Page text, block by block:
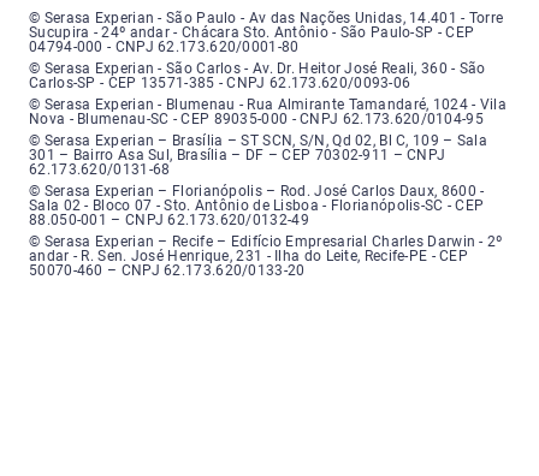
Serasa Experian - São Paulo - Endereço: Avenida das Nações Unidas,
© Serasa Experian - São Paulo - Av das Nações Unidas, 14.401 - Torre
Sucupira - 24º andar - Chácara Sto. Antônio - São Paulo-SP - CEP
04794-000 - CNPJ 62.173.620/0001-80
Serasa Experian - São Carlos - Endereço: Avenida Doutor Heitor José
© Serasa Experian - São Carlos - Av. Dr. Heitor José Reali, 360 - São
Carlos-SP - CEP 13571-385 - CNPJ 62.173.620/0093-06
Serasa Experian - Blumenau - Endereço: Rua Almirante Tamandaré,
© Serasa Experian - Blumenau - Rua Almirante Tamandaré, 1024 - Vila
Nova - Blumenau-SC - CEP 89035-000 - CNPJ 62.173.620/0104-95
Serasa Experian - Brasília, Endereço: Setor Comercial Norte, sem
© Serasa Experian – Brasília – ST SCN, S/N, Qd 02, Bl C, 109 – Sala
301 – Bairro Asa Sul, Brasília – DF – CEP 70302-911 – CNPJ
62.173.620/0131-68
Serasa Experian - Florianópolis, Endereço: Rodovia José Carlos, número
© Serasa Experian – Florianópolis – Rod. José Carlos Daux, 8600 -
Sala 02 - Bloco 07 - Sto. Antônio de Lisboa - Florianópolis-SC - CEP
88.050-001 – CNPJ 62.173.620/0132-49
Serasa Experian - Recife, Endereço: Edifício Empresarial Charles Darwin,
© Serasa Experian – Recife – Edifício Empresarial Charles Darwin - 2º
andar - R. Sen. José Henrique, 231 - Ilha do Leite, Recife-PE - CEP
50070-460 – CNPJ 62.173.620/0133-20